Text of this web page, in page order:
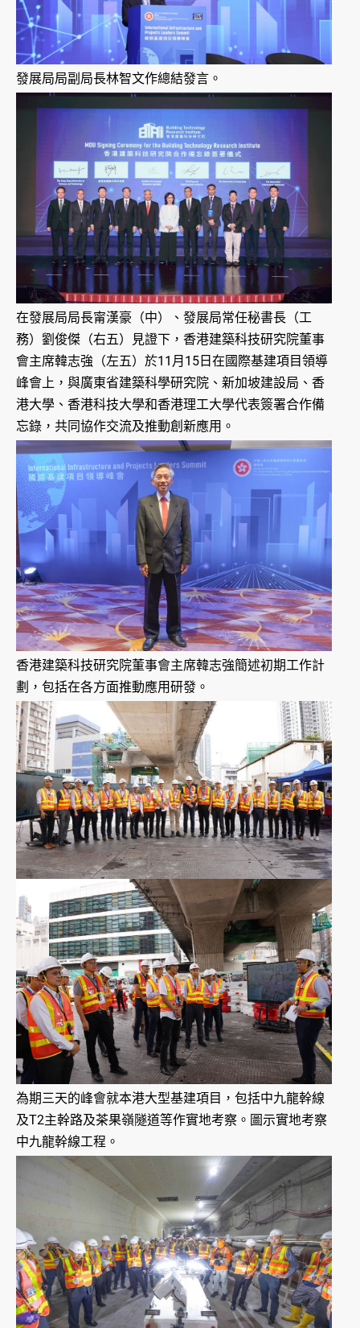
發展局局副局長林智文作總結發言。
在發展局局長甯漢豪（中）、發展局常任秘書長（工
務）劉俊傑（右五）見證下，香港建築科技研究院董事
會主席韓志強（左五）於11月15日在國際基建項目領導
峰會上，與廣東省建築科學研究院、新加坡建設局、香
港大學、香港科技大學和香港理工大學代表簽署合作備
忘錄，共同協作交流及推動創新應用。
香港建築科技研究院董事會主席韓志強簡述初期工作計
劃，包括在各方面推動應用研發。
為期三天的峰會就本港大型基建項目，包括中九龍幹線
及T2主幹路及茶果嶺隧道等作實地考察。圖示實地考察
中九龍幹線工程。